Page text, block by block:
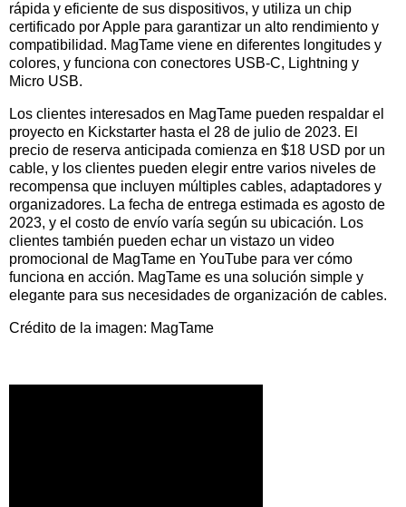
rápida y eficiente de sus dispositivos, y utiliza un chip
certificado por Apple para garantizar un alto rendimiento y
compatibilidad. MagTame viene en diferentes longitudes y
colores, y funciona con conectores USB-C, Lightning y
Micro USB.
Los clientes interesados ​​en MagTame pueden respaldar el
proyecto en Kickstarter hasta el 28 de julio de 2023. El
precio de reserva anticipada comienza en $18 USD por un
cable, y los clientes pueden elegir entre varios niveles de
recompensa que incluyen múltiples cables, adaptadores y
organizadores. La fecha de entrega estimada es agosto de
2023, y el costo de envío varía según su ubicación. Los
clientes también pueden echar un vistazo un video
promocional de MagTame en YouTube para ver cómo
funciona en acción. MagTame es una solución simple y
elegante para sus necesidades de organización de cables.
Crédito de la imagen: MagTame